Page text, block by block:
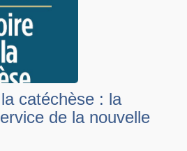
catéchèse : la
de la nouvelle